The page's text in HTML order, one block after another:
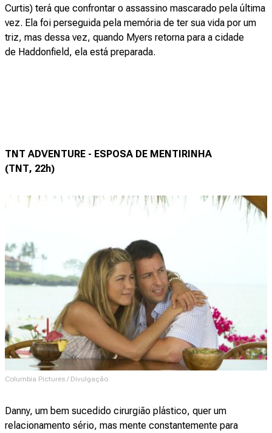
Curtis) terá que confrontar o assassino mascarado pela última
vez. Ela foi perseguida pela memória de ter sua vida por um
triz, mas dessa vez, quando Myers retorna para a cidade
de Haddonfield, ela está preparada.
TNT ADVENTURE - ESPOSA DE MENTIRINHA
(TNT, 22h)
Columbia Pictures / Divulgação
Danny, um bem sucedido cirurgião plástico, quer um
relacionamento sério, mas mente constantemente para